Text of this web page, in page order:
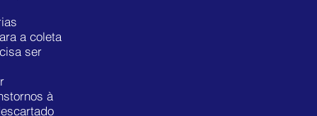
e
a coleta
ser
à